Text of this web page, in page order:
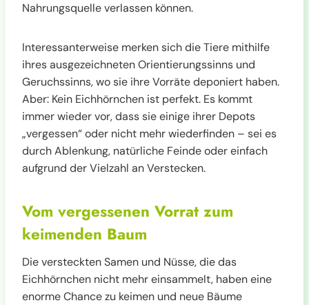
Nahrungsquelle verlassen können.
Interessanterweise merken sich die Tiere mithilfe
ihres ausgezeichneten Orientierungssinns und
Geruchssinns, wo sie ihre Vorräte deponiert haben.
Aber: Kein Eichhörnchen ist perfekt. Es kommt
immer wieder vor, dass sie einige ihrer Depots
„vergessen“ oder nicht mehr wiederfinden – sei es
durch Ablenkung, natürliche Feinde oder einfach
aufgrund der Vielzahl an Verstecken.
Vom vergessenen Vorrat zum
keimenden Baum
Die versteckten Samen und Nüsse, die das
Eichhörnchen nicht mehr einsammelt, haben eine
enorme Chance zu keimen und neue Bäume